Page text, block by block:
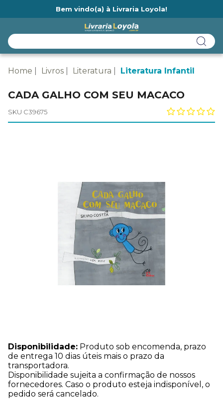
Bem vindo(a) à Livraria Loyola!
Home Livros Literatura Literatura Infantil
CADA GALHO COM SEU MACACO
SKU C39675
Disponibilidade: Produto sob encomenda, prazo
de entrega 10 dias úteis mais o prazo da
transportadora.
Disponibilidade sujeita a confirmação de nossos
fornecedores. Caso o produto esteja indisponível, o
pedido será cancelado.